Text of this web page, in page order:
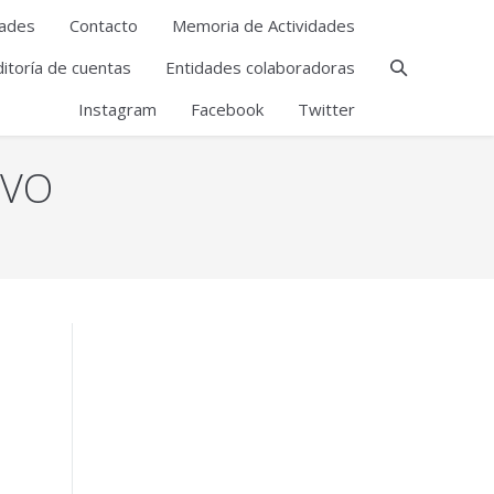
Contacto
Memoria de Actividades
de cuentas
Entidades colaboradoras
Instagram
Facebook Twitter